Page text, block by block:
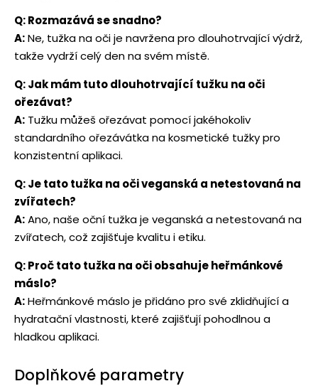
Q: Rozmazává se snadno?
A:Ne, tužka na oči je navržena pro dlouhotrvající výdrž,
takže vydrží celý den na svém místě.
Q: Jak mám tuto dlouhotrvající tužku na oči
ořezávat?
A: Tužku můžeš ořezávat pomocí jakéhokoliv
standardního ořezávátka na kosmetické tužky pro
konzistentní aplikaci.
Q: Je tato tužka na oči veganská a netestovaná na
zvířatech?
A:Ano, naše oční tužka je veganská a netestovaná na
zvířatech, což zajišťuje kvalitu i etiku.
Q: Proč tato tužka na oči obsahuje heřmánkové
máslo?
A:Heřmánkové máslo je přidáno pro své zklidňující a
hydratační vlastnosti, které zajišťují pohodlnou a
hladkou aplikaci.
Doplňkové parametry